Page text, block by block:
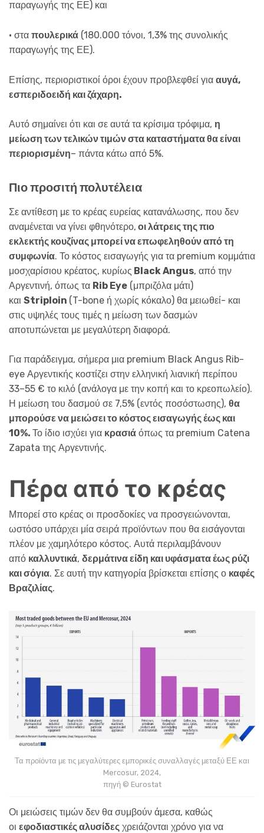
παραγωγής της ΕΕ) και
• στα πουλερικά (180.000 τόνοι, 1,3% της συνολικής
παραγωγής της ΕΕ).
Επίσης, περιοριστικοί όροι έχουν προβλεφθεί για αυγά,
εσπεριδοειδή και ζάχαρη.
Αυτό σημαίνει ότι και σε αυτά τα κρίσιμα τρόφιμα, η
μείωση των τελικών τιμών στα καταστήματα θα είναι
περιορισμένη– πάντα κάτω από 5%.
Πιο προσιτή πολυτέλεια
Σε αντίθεση με το κρέας ευρείας κατανάλωσης, που δεν
αναμένεται να γίνει φθηνότερο, οι λάτρεις της πιο
εκλεκτής κουζίνας μπορεί να επωφεληθούν από τη
συμφωνία. Το κόστος εισαγωγής για τα premium κομμάτια
μοσχαρίσιου κρέατος, κυρίως Black Angus, από την
Αργεντινή, όπως τα Rib Eye (μπριζόλα μάτι)
και Striploin (T-bone ή χωρίς κόκαλο) θα μειωθεί- και
στις υψηλές τους τιμές η μείωση των δασμών
αποτυπώνεται με μεγαλύτερη διαφορά.
Για παράδειγμα, σήμερα μια premium Black Angus Rib-
eye Αργεντικής κοστίζει στην ελληνική λιανική περίπου
33–55 € το κιλό (ανάλογα με την κοπή και το κρεοπωλείο).
Η μείωση του δασμού σε 7,5% (εντός ποσόστωσης), θα
μπορούσε να μειώσει το κόστος εισαγωγής έως και
10%. Το ίδιο ισχύει για κρασιά όπως τα premium Catena
Zapata της Αργεντινής.
Πέρα από το κρέας
Μπορεί στο κρέας οι προσδοκίες να προσγειώνονται,
ωστόσο υπάρχει μία σειρά προϊόντων που θα εισάγονται
πλέον με χαμηλότερο κόστος. Αυτά περιλαμβάνουν
από καλλυντικά, δερμάτινα είδη και υφάσματα έως ρύζι
και σόγια. Σε αυτή την κατηγορία βρίσκεται επίσης ο καφές
Βραζιλίας.
Τα προϊόντα με τις μεγαλύτερες εμπορικές συναλλαγές μεταξύ ΕΕ και
Mercosur, 2024,
πηγή © Eurostat
Οι μειώσεις τιμών δεν θα συμβούν άμεσα, καθώς
οι εφοδιαστικές αλυσίδες χρειάζονται χρόνο για να